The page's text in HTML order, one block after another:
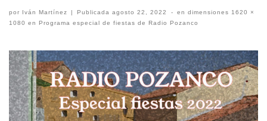
por Iván Martínez | Publicadaagosto 22, 2022 - en dimensiones 1620 ×
1080 en Programa especial de fiestas de Radio Pozanco
Navegación de imágenes